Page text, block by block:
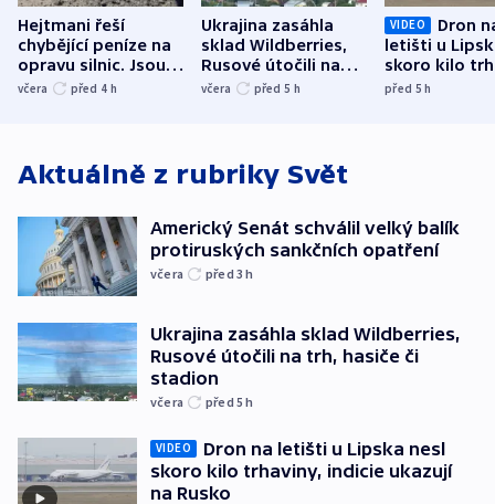
Hejtmani řeší
chybějící peníze na
opravu silnic. Jsou
nenárokové, namítá
včera před 4 h
Ukrajina zasáhla
sklad Wildberries,
Rusové útočili na
trh, hasiče či
včera před 5 h
VIDEO
Dron
letišti u
skoro kilo
indicie
před 5h
Aktuálně z rubriky Svět
Americký Senát schválil velký balík
protiruských sankčních opatření
včera před 3h
Ukrajina zasáhla sklad Wildberries,
Rusové útočili na trh, hasiče či
stadion
včera před 5h
VIDEO
Dron na letišti u Lipska nesl
skoro kilo trhaviny, indicie ukazují
na Rusko